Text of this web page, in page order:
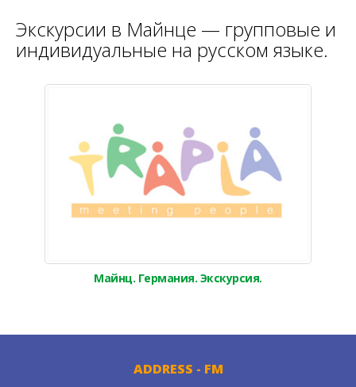
Экскурсии в Майнце — групповые и
индивидуальные на русском языке.
Майнц. Германия. Экскурсия.
ADDRESS - FM